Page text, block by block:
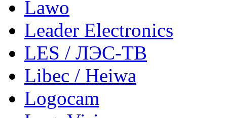
Lawo
Leader Electronics
LES / ЛЭС-ТВ
Libec / Heiwa
Logocam